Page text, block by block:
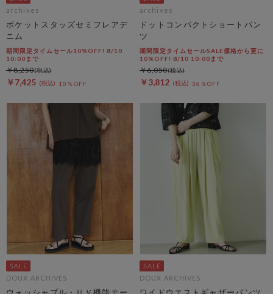
archives
ポケットスタッズセミフレアデ
ニム
期間限定タイムセール10%OFF! 8/10
10:00まで
￥7,425 10％OFF
￥8,250
archives
ドットコンパクトショートパン
ツ
期間限定タイムセールSALE価格から更に
10%OFF! 8/10 10:00まで
￥3,812 36％OFF
￥6,050
DOUX ARCHIVES
ウォッシャブル・ＵＶ機能テー
DOUX ARCHIVES
ワイドウエストギャザーパンツ